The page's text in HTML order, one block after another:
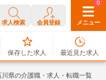
求人検索 会員登録 メニュー
0
保存した求人
0
最近見た求人
川県の介護職・求人・転職一覧